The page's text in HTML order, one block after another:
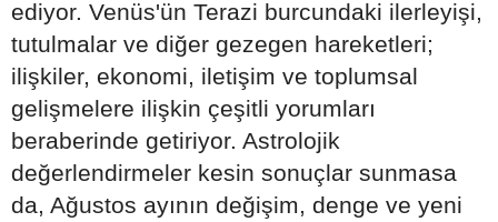
ediyor. Venüs'ün Terazi burcundaki ilerleyişi,
tutulmalar ve diğer gezegen hareketleri;
ilişkiler, ekonomi, iletişim ve toplumsal
gelişmelere ilişkin çeşitli yorumları
beraberinde getiriyor. Astrolojik
değerlendirmeler kesin sonuçlar sunmasa
da, Ağustos ayının değişim, denge ve yeni